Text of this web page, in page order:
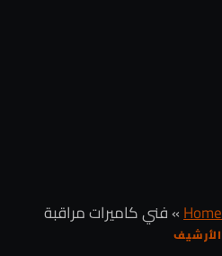
Home
»فني كاميرات مراقبة
الأرشيف